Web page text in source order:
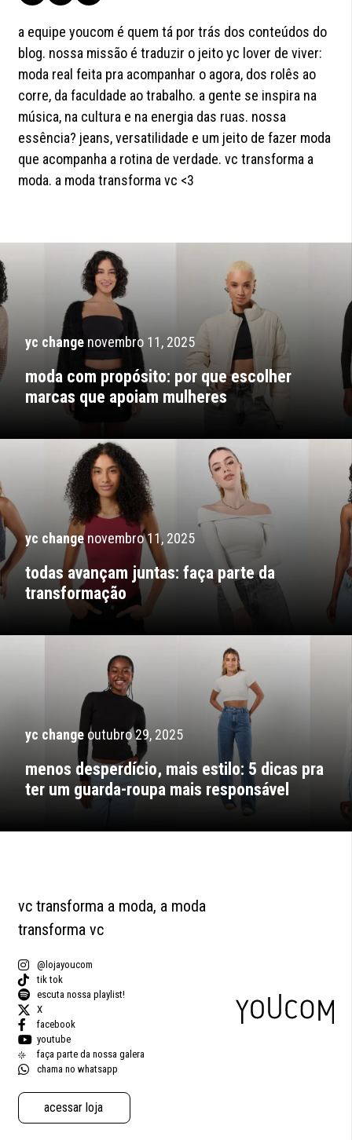
a equipe youcom é quem tá por trás dos conteúdos do
blog. nossa missão é traduzir o jeito yc lover de viver:
moda real feita pra acompanhar o agora, dos rolês ao
corre, da faculdade ao trabalho. a gente se inspira na
música, na cultura e na energia das ruas. nossa
essência? jeans, versatilidade e um jeito de fazer moda
que acompanha a rotina de verdade. vc transforma a
moda. a moda transforma vc <3
yc change novembro 11, 2025
moda com propósito: por que escolher
marcas que apoiam mulheres
yc changenovembro 11, 2025
todas avançam juntas: faça parte da
transformação
yc change outubro 29, 2025
menos desperdício, mais estilo: 5 dicas pra
ter um guarda-roupa mais responsável
vc transforma a moda, a moda
transforma vc
@lojayoucom
tik tok
escuta nossa playlist!
X
facebook
youtube
faça parte da nossa galera
chama no whatsapp
acessar loja